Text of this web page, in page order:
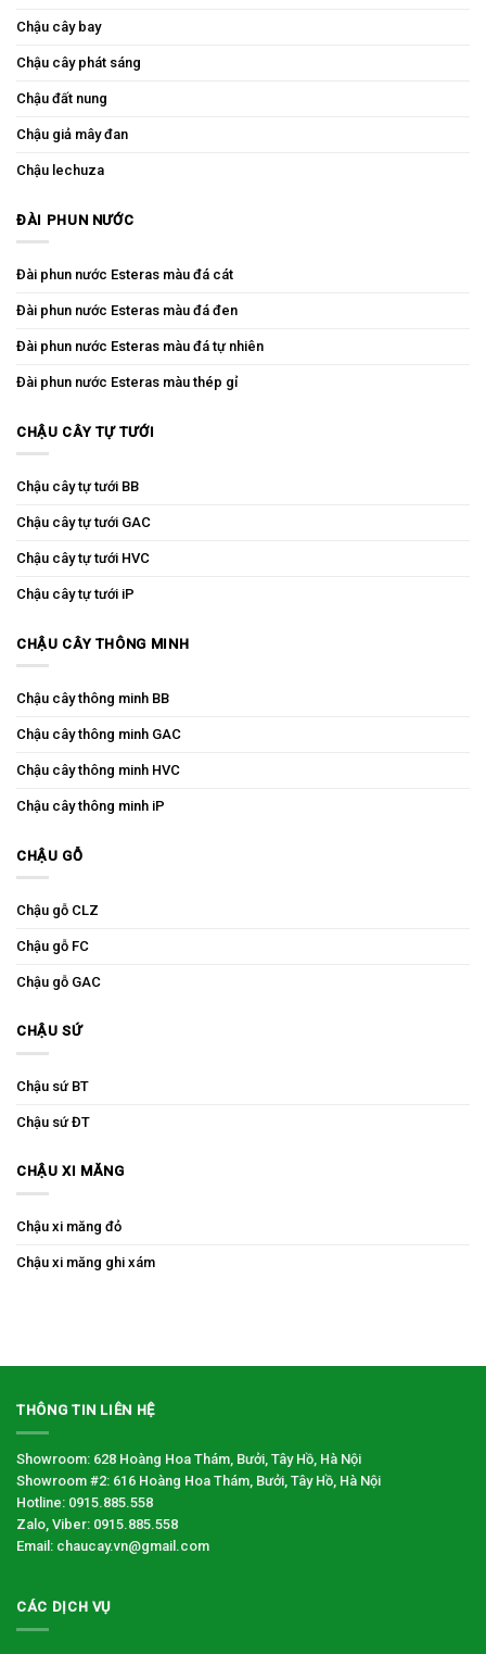
Chậu cây bay
Chậu cây phát sáng
Chậu đất nung
Chậu giả mây đan
Chậu lechuza
ĐÀI PHUN NƯỚC
Đài phun nước Esteras màu đá cát
Đài phun nước Esteras màu đá đen
Đài phun nước Esteras màu đá tự nhiên
Đài phun nước Esteras màu thép gỉ
CHẬU CÂY TỰ TƯỚI
Chậu cây tự tưới BB
Chậu cây tự tưới GAC
Chậu cây tự tưới HVC
Chậu cây tự tưới iP
CHẬU CÂY THÔNG MINH
Chậu cây thông minh BB
Chậu cây thông minh GAC
Chậu cây thông minh HVC
Chậu cây thông minh iP
CHẬU GỖ
Chậu gỗ CLZ
Chậu gỗ FC
Chậu gỗ GAC
CHẬU SỨ
Chậu sứ BT
Chậu sứ ĐT
CHẬU XI MĂNG
Chậu xi măng đỏ
Chậu xi măng ghi xám
THÔNG TIN LIÊN HỆ
Showroom: 628 Hoàng Hoa Thám, Bưởi, Tây Hồ, Hà Nội
Showroom #2: 616 Hoàng Hoa Thám, Bưởi, Tây Hồ, Hà Nội
Hotline: 0915.885.558
Zalo, Viber: 0915.885.558
Email: chaucay.vn@gmail.com
CÁC DỊCH VỤ